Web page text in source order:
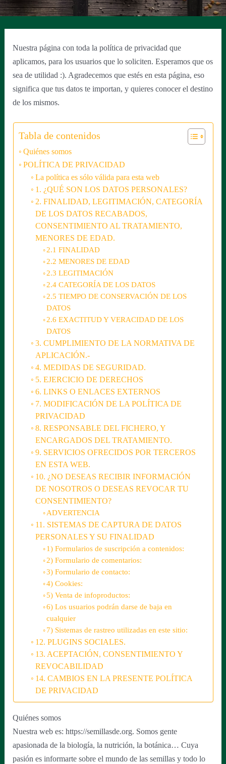
Nuestra página con toda la política de privacidad que
aplicamos, para los usuarios que lo soliciten. Esperamos que os
sea de utilidad :). Agradecemos que estés en esta página, eso
significa que tus datos te importan, y quieres conocer el destino
de los mismos.
Tabla de contenidos
Quiénes somos
POLÍTICA DE PRIVACIDAD
La política es sólo válida para esta web
1. ¿QUÉ SON LOS DATOS PERSONALES?
2. FINALIDAD, LEGITIMACIÓN, CATEGORÍA
DE LOS DATOS RECABADOS,
CONSENTIMIENTO AL TRATAMIENTO,
MENORES DE EDAD.
2.1 FINALIDAD
2.2 MENORES DE EDAD
2.3 LEGITIMACIÓN
2.4 CATEGORÍA DE LOS DATOS
2.5 TIEMPO DE CONSERVACIÓN DE LOS
DATOS
2.6 EXACTITUD Y VERACIDAD DE LOS
DATOS
3. CUMPLIMIENTO DE LA NORMATIVA DE
APLICACIÓN.-
4. MEDIDAS DE SEGURIDAD.
5. EJERCICIO DE DERECHOS
6. LINKS O ENLACES EXTERNOS
7. MODIFICACIÓN DE LA POLÍTICA DE
PRIVACIDAD
8. RESPONSABLE DEL FICHERO, Y
ENCARGADOS DEL TRATAMIENTO.
9. SERVICIOS OFRECIDOS POR TERCEROS
EN ESTA WEB.
10. ¿NO DESEAS RECIBIR INFORMACIÓN
DE NOSOTROS O DESEAS REVOCAR TU
CONSENTIMIENTO?
ADVERTENCIA
11. SISTEMAS DE CAPTURA DE DATOS
PERSONALES Y SU FINALIDAD
1) Formularios de suscripción a contenidos:
2) Formulario de comentarios:
3) Formulario de contacto:
4) Cookies:
5) Venta de infoproductos:
6) Los usuarios podrán darse de baja en
cualquier
7) Sistemas de rastreo utilizadas en este sitio:
12. PLUGINS SOCIALES.
13. ACEPTACIÓN, CONSENTIMIENTO Y
REVOCABILIDAD
14. CAMBIOS EN LA PRESENTE POLÍTICA
DE PRIVACIDAD
Quiénes somos
Nuestra web es: https://semillasde.org. Somos gente
apasionada de la biología, la nutrición, la botánica… Cuya
pasión es informarte sobre el mundo de las semillas y todo lo